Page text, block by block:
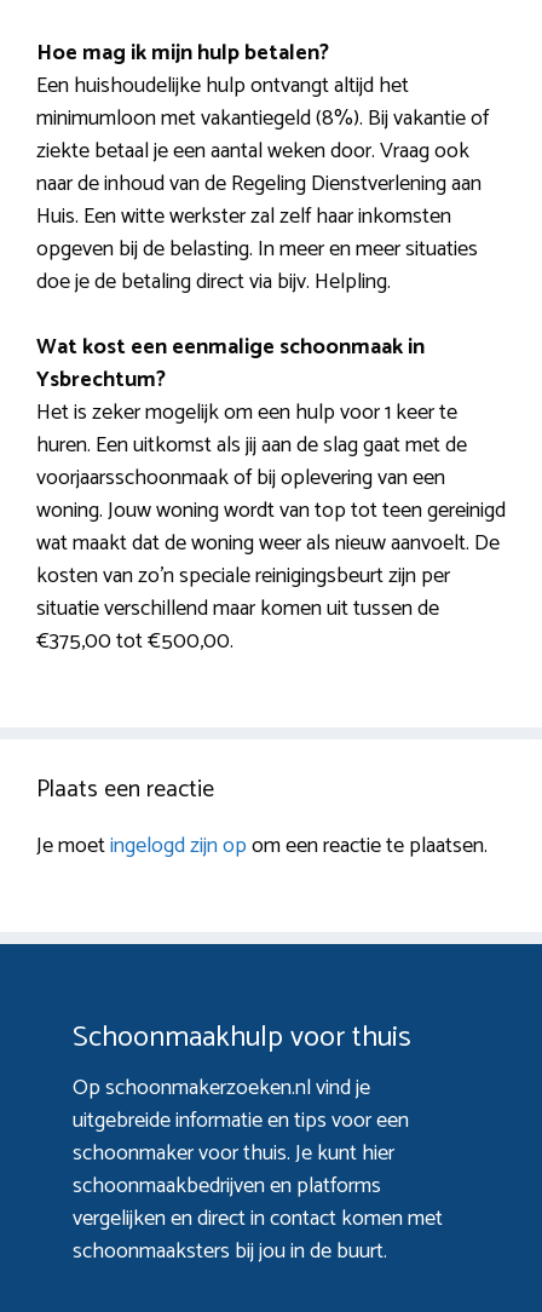
Hoe mag ik mijn hulp betalen?
Een huishoudelijke hulp ontvangt altijd het
minimumloon met vakantiegeld (8%). Bij vakantie of
ziekte betaal je een aantal weken door. Vraag ook
naar de inhoud van de Regeling Dienstverlening aan
Huis. Een witte werkster zal zelf haar inkomsten
opgeven bij de belasting. In meer en meer situaties
doe je de betaling direct via bijv. Helpling.
Wat kost een eenmalige schoonmaak in
Ysbrechtum?
Het is zeker mogelijk om een hulp voor 1 keer te
huren. Een uitkomst als jij aan de slag gaat met de
voorjaarsschoonmaak of bij oplevering van een
woning. Jouw woning wordt van top tot teen gereinigd
wat maakt dat de woning weer als nieuw aanvoelt. De
kosten van zo’n speciale reinigingsbeurt zijn per
situatie verschillend maar komen uit tussen de
€375,00 tot €500,00.
Plaats een reactie
Je moetingelogd zijn opom een reactie te plaatsen.
Schoonmaakhulp voor thuis
Op schoonmakerzoeken.nl vind je
uitgebreide informatie en tips voor een
schoonmaker voor thuis. Je kunt hier
schoonmaakbedrijven en platforms
vergelijken en direct in contact komen met
schoonmaaksters bij jou in de buurt.